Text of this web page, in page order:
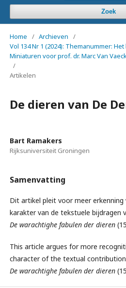
Zoek
Home / Archieven
/
Vol 134 Nr 1 (2024): Themanummer:
Miniaturen voor prof. dr. Marc Van
/
Artikelen
De dieren van De
Bart Ramakers
Rijksuniversiteit Groningen
Samenvatting
Dit artikel pleit voor meer
karakter van de tekstuele bijdragen
De warachtighe fabulen der dieren
This article argues for more
character of the textual
De warachtighe fabulen der dieren